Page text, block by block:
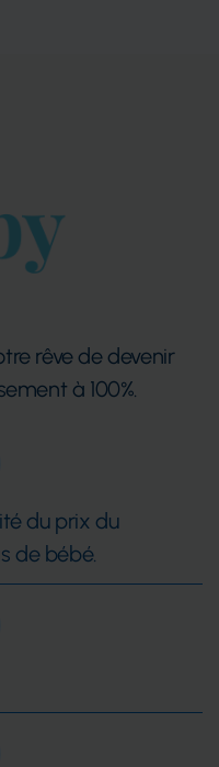
rêve de devenir
à 100%.
du prix du
de bébé.